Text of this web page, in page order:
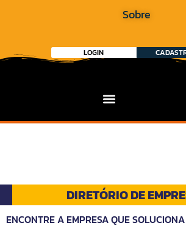
Sobre
LOGIN
DIRETÓRIO DE
ENCONTRE A EMPRESA QUE